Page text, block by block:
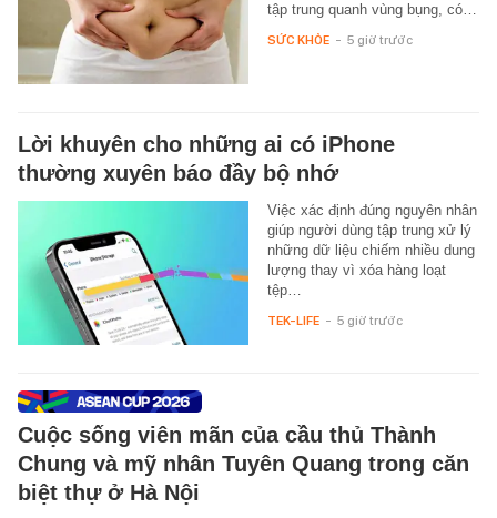
tập trung quanh vùng bụng, có…
SỨC KHỎE - 5 giờ trước
Lời khuyên cho những ai có iPhone
thường xuyên báo đầy bộ nhớ
Việc xác định đúng nguyên nhân
giúp người dùng tập trung xử lý
những dữ liệu chiếm nhiều dung
lượng thay vì xóa hàng loạt
tệp…
TEK-LIFE - 5 giờ trước
Cuộc sống viên mãn của cầu thủ Thành
Chung và mỹ nhân Tuyên Quang trong căn
biệt thự ở Hà Nội